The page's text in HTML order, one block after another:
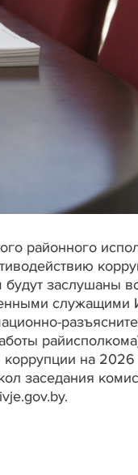
районного
будут заслушаны
служащими
на 2026
заседания